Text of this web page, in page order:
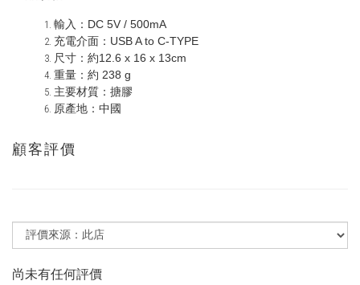
輸入：DC 5V / 500mA
充電介面：USB A to C-TYPE
尺寸：約12.6 x 16 x 13cm
重量：約 238 g
主要材質：搪膠
原產地：中國
顧客評價
尚未有任何評價